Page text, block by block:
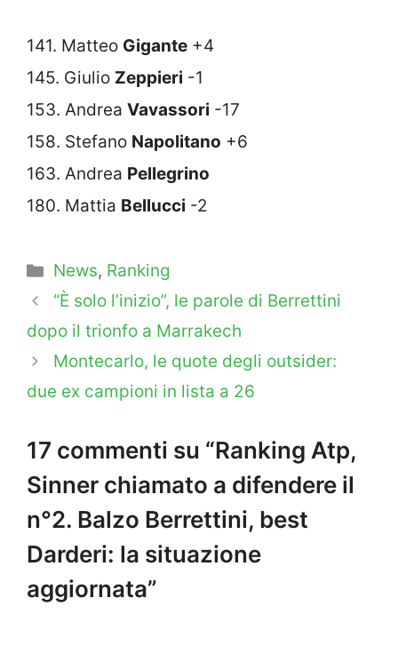
141. Matteo Gigante +4
145. Giulio Zeppieri -1
153. Andrea Vavassori -17
158. Stefano Napolitano +6
163. Andrea Pellegrino
180. Mattia Bellucci -2
Categorie
News, Ranking
“È solo l’inizio”, le parole di Berrettini
dopo il trionfo a Marrakech
Montecarlo, le quote degli outsider:
due ex campioni in lista a 26
17 commenti su “Ranking Atp,
Sinner chiamato a difendere il
n°2. Balzo Berrettini, best
Darderi: la situazione
aggiornata”